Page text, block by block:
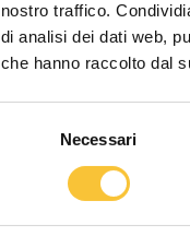
nostro traffico.
di analisi dei dati web,
che hanno raccolto dal
Necessari